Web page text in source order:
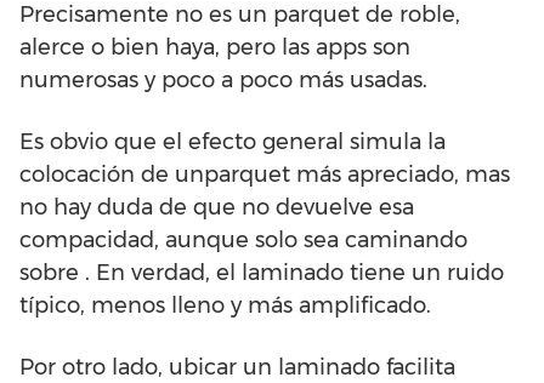
Precisamente no es un parquet de roble,
alerce o bien haya, pero las apps son
numerosas y poco a poco más usadas.
Es obvio que el efecto general simula la
colocación de unparquet más apreciado, mas
no hay duda de que no devuelve esa
compacidad, aunque solo sea caminando
sobre . En verdad, el laminado tiene un ruido
típico, menos lleno y más amplificado.
Por otro lado, ubicar un laminado facilita